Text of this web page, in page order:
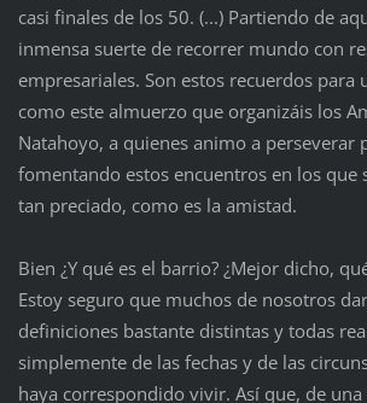
casi finales de los 50. (...) Partiendo de
inmensa suerte de recorrer mundo con
empresariales. Son estos recuerdos para
como este almuerzo que organizáis los
Natahoyo, a quienes animo a perseverar
fomentando estos encuentros en los que
tan preciado, como es la amistad.
Bien ¿Y qué es el barrio? ¿Mejor dicho,
Estoy seguro que muchos de nosotros
definiciones bastante distintas y todas
simplemente de las fechas y de las
haya correspondido vivir. Así que, de